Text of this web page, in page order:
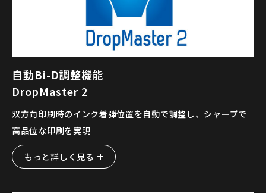
自動Bi-D調整機能
DropMaster 2
双方向印刷時のインク着弾位置を自動で調整し、シャープで
高品位な印刷を実現
もっと詳しく見る